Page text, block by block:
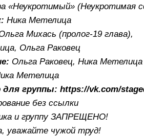
«Неукротимый» (Неукротимая
Ника Метелица
Михась (пролог-19 глава),
Ольга Раковец
Ольга Раковец, Ника Метелица
Метелица
для группы: https://vk.com/
без ссылки
и группу ЗАПРЕЩЕНО!
уважайте чужой труд!